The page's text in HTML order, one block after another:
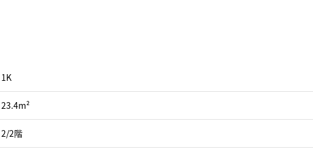
1K
23.4m²
2/2階